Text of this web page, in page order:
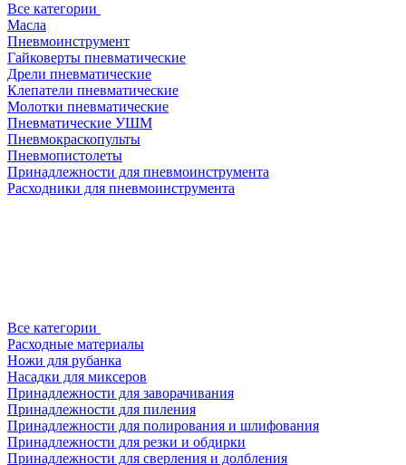
Все категории
Масла
Пневмоинструмент
Гайковерты пневматические
Дрели пневматические
Клепатели пневматические
Молотки пневматические
Пневматические УШМ
Пневмокраскопульты
Пневмопистолеты
Принадлежности для пневмоинструмента
Расходники для пневмоинструмента
Все категории
Расходные материалы
Ножи для рубанка
Насадки для миксеров
Принадлежности для заворачивания
Принадлежности для пиления
Принадлежности для полирования и шлифования
Принадлежности для резки и обдирки
Принадлежности для сверления и долбления